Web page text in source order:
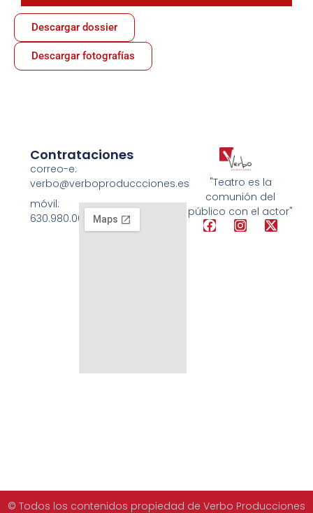
Descargar dossier
Descargar fotografías
"Teatro es la
comunión del
público con el actor"
Contrataciones
correo-e:
verbo@verboproduccciones.es
móvil:
630.980.008
© Todos los contenidos propiedad de Verbo Producciones